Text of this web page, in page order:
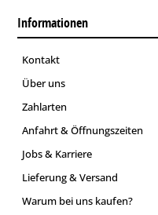
Informationen
Kontakt
Über uns
Zahlarten
Anfahrt & Öffnungszeiten
Jobs & Karriere
Lieferung & Versand
Warum bei uns kaufen?